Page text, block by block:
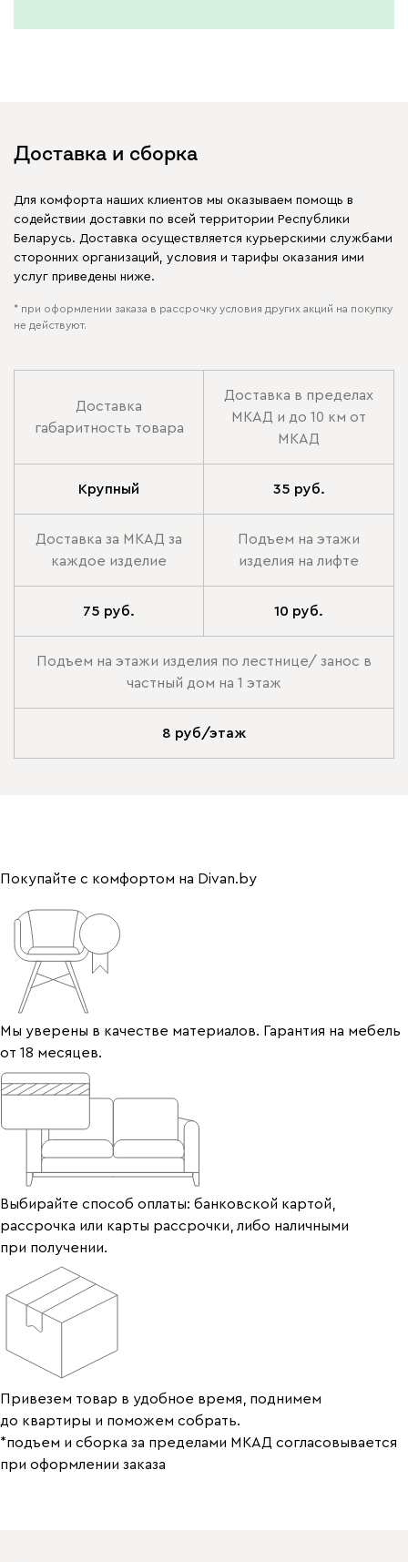
Доставка и сборка
Для комфорта наших клиентов мы оказываем помощь в
содействии доставки по всей территории Республики
Беларусь. Доставка осуществляется курьерскими службами
сторонних организаций, условия и тарифы оказания ими
услуг приведены ниже.
* при оформлении заказа в рассрочку условия других акций на покупку
не действуют.
Доставка
габаритность товара
Доставка в пределах
МКАД и до 10 км от
МКАД
Крупный 35 руб.
Доставка за МКАД за
каждое изделие
Подъем на этажи
изделия на лифте
75 руб. 10 руб.
Подъем на этажи изделия по лестнице/ занос в
частный дом на 1 этаж
8 руб/этаж
Покупайте с комфортом на Divan.by
Мы уверены в качестве материалов. Гарантия на мебель
от 18 месяцев.
Выбирайте способ оплаты: банковской картой,
рассрочка или карты рассрочки, либо наличными
при получении.
Привезем товар в удобное время, поднимем
до квартиры и поможем собрать.
*подъем и сборка за пределами МКАД согласовывается
при оформлении заказа